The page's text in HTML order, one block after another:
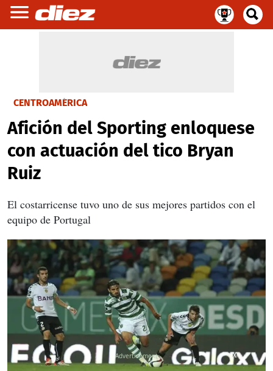
CENTROAMÉRICA
Afición del Sporting enloquese
con actuación del tico Bryan
Ruiz
El costarricense tuvo uno de sus mejores partidos con el
equipo de Portugal
X